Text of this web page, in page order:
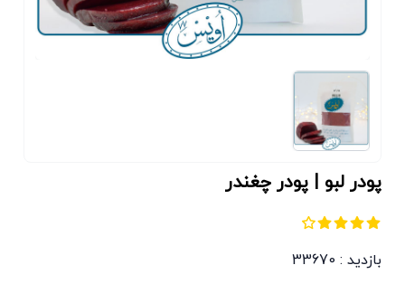
پودر لبو | پودر چغندر
بازدید : 33670